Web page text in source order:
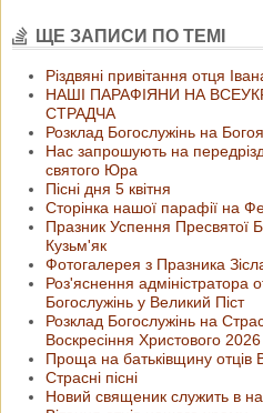
ЩЕ ЗАПИСИ ПО ТЕМІ
Різдвяні привітання отця
НАШІ ПАРАФІЯНИ НА
СТРАДЧА
Розклад Богослужінь на
Нас запрошують на
святого Юра
Пісні дня 5 квітня
Сторінка нашої парафії на
Празник Успення Пресвятої
Кузьм'як
Фотогалерея з Празника
Роз'яснення адміністратора
Богослужінь у Великий Піст
Розклад Богослужінь на
Воскресіння Христового
Проща на батьківщину отців
Страсні пісні
Новий священик служить в